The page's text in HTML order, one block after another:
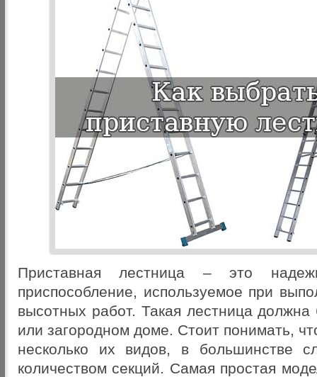
Приставная лестница – это
приспособление, используемое при
высотных работ. Такая лестница
или загородном доме. Стоит понимать,
несколько их видов, в большинстве
количеством секций. Самая простая